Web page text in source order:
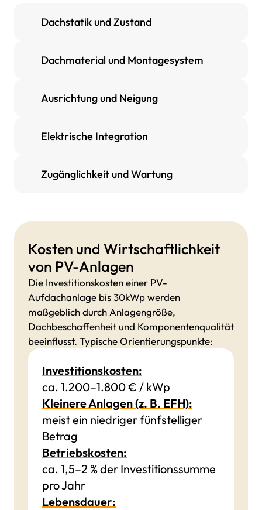
Dachstatik und Zustand
Dachmaterial und Montagesystem
Ausrichtung und Neigung
Elektrische Integration
Zugänglichkeit und Wartung
Kosten und Wirtschaftlichkeit
von PV-Anlagen
Die Investitionskosten einer PV-
Aufdachanlage bis 30kWp werden
maßgeblich durch Anlagengröße,
Dachbeschaffenheit und Komponentenqualität
beeinflusst. Typische Orientierungspunkte:
Investitionskosten:
ca. 1.200–1.800 € / kWp
Kleinere Anlagen (z. B. EFH):
meist ein niedriger fünfstelliger
Betrag
Betriebskosten:
ca. 1,5–2 % der Investitionssumme
pro Jahr
Lebensdauer: